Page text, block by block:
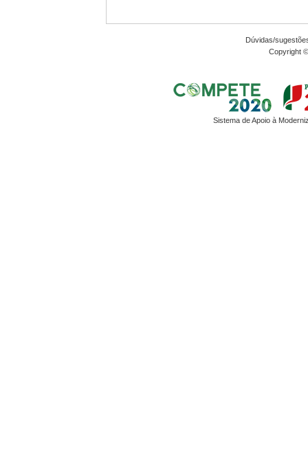
Dúvidas/
Copyright
Sistema de Apoio à